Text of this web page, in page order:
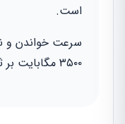
است.
سرعت خواندن و
۳۵۰۰ مگابایت بر ثانیه می‌رسد.